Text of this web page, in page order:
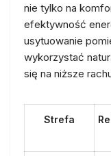
nie tylko na
efektywność
usytuowanie
wykorzystać
się na niższe
Strefa